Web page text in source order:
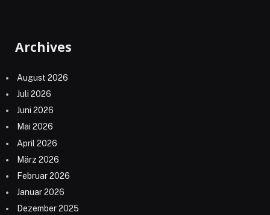
Archives
August 2026
Juli 2026
Juni 2026
Mai 2026
April 2026
März 2026
Februar 2026
Januar 2026
Dezember 2025